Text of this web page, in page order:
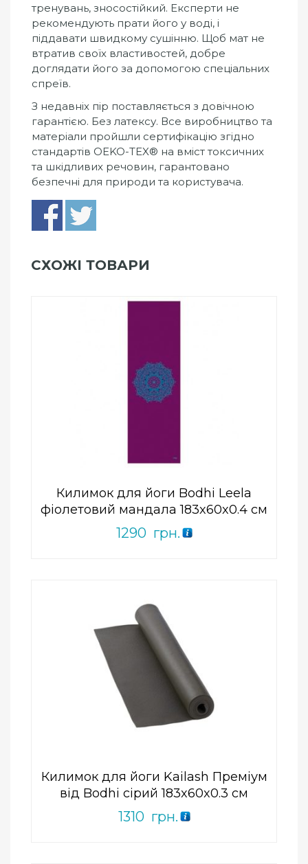
тренувань, зносостійкий. Експерти не
рекомендують прати його у воді, і
піддавати швидкому сушінню. Щоб мат не
втратив своїх властивостей, добре
доглядати його за допомогою спеціальних
спреїв.
З недавніх пір поставляється з довічною
гарантією. Без латексу. Все виробництво та
матеріали пройшли сертифікацію згідно
стандартів OEKO-TEX® на вміст токсичних
та шкідливих речовин, гарантовано
безпечні для природи та користувача.
СХОЖІ ТОВАРИ
Килимок для йоги Bodhi Leela
фіолетовий мандала 183x60x0.4 см
1290 грн.
ПРИДБАТИ
Add to Wishlist
Килимок для йоги Kailash Преміум
від Bodhi сірий 183x60x0.3 см
1310 грн.
ПРИДБАТИ
Add to Wishlist